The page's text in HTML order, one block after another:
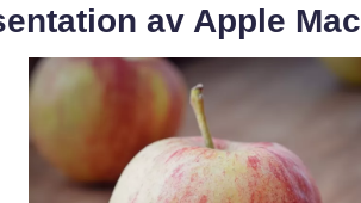
av Apple Mac